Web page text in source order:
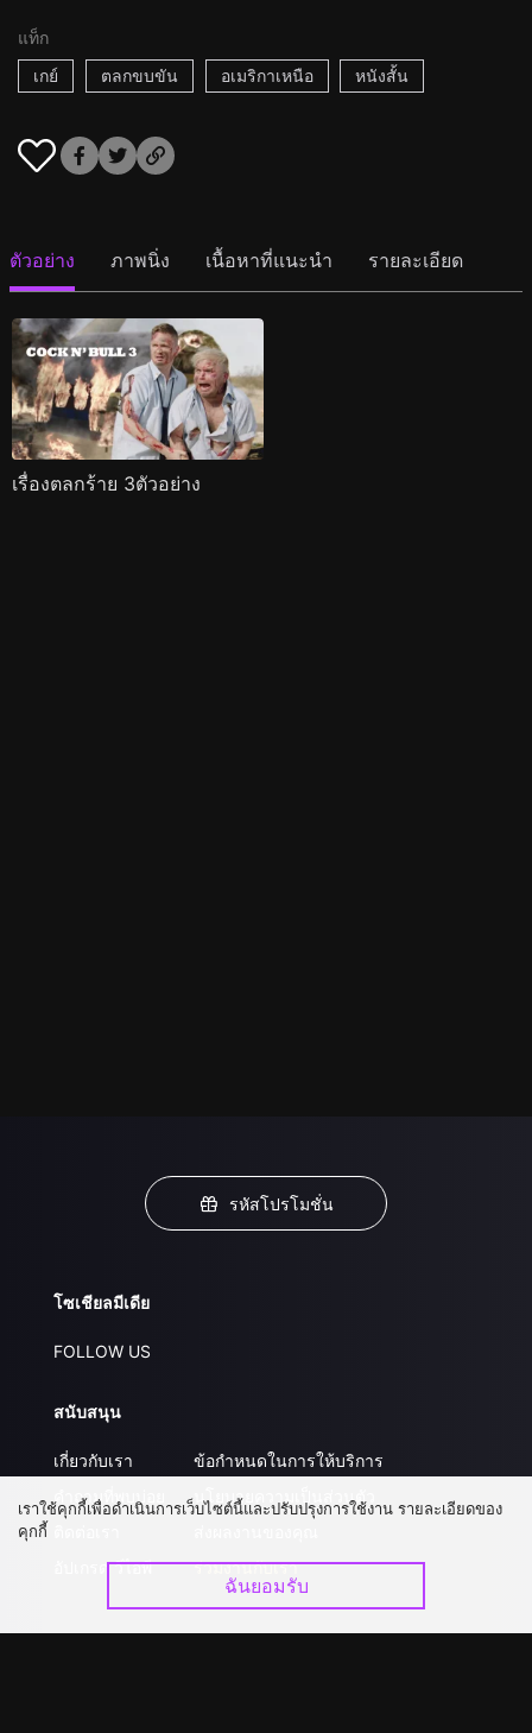
แท็ก
เกย์
ตลกขบขัน อเมริกาเหนือ หนังสั้น
ตัวอย่าง ภาพนิ่ง เนื้อหาที่แนะนำ รายละเอียด
เรื่องตลกร้าย 3ตัวอย่าง
รหัสโปรโมชั่น
โซเชียลมีเดีย
FOLLOW US
สนับสนุน
เกี่ยวกับเรา
คำถามที่พบบ่อย
อัปเกรด วีไอพี
ข้อกำหนดในการให้บริการ
นโยบายความเป็นส่วนตัว
ร่วมงานกับเรา
เราใช้คุกกี้เพื่อดำเนินการเว็บไซต์นี้และปรับปรุงการใช้งาน รายละเอียดของ
คุกกี้
ฉันยอมรับ